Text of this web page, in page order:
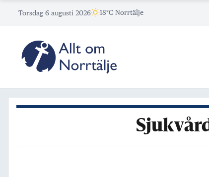
Torsdag 6 augusti 2026 18°C Norrtälje